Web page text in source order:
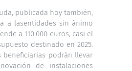
publicada hoy también,
a lasentidades sin ánimo
a 110.000 euros, casi el
destinado en 2025.
beneficiarias podrán llevar
de instalaciones